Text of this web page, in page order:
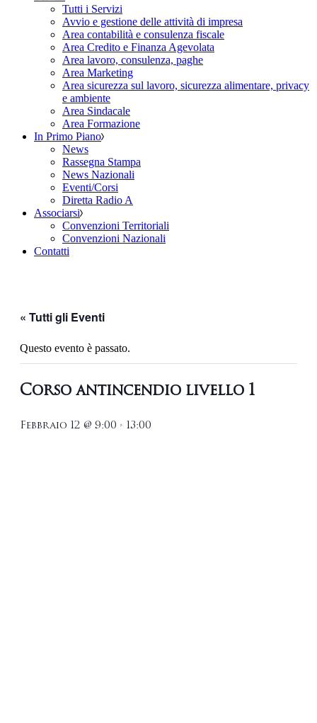
Tutti i Servizi
Avvio e gestione delle attività di impresa
Area contabilità e consulenza fiscale
Area Credito e Finanza Agevolata
Area lavoro, consulenza, paghe
Area Marketing
Area sicurezza sul lavoro, sicurezza alimentare, privacy
e ambiente
Area Sindacale
Area Formazione
In Primo Piano
News
Rassegna Stampa
News Nazionali
Eventi/Corsi
Diretta Radio A
Associarsi
Convenzioni Territoriali
Convenzioni Nazionali
Contatti
« Tutti gli Eventi
Questo evento è passato.
Corso antincendio livello 1
Febbraio 12 @ 9:00 - 13:00